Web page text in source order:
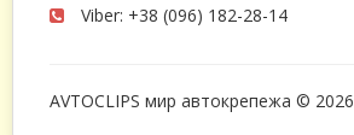
Viber: +38 (096) 182-28-14
AVTOCLIPS мир автокрепежа © 2026